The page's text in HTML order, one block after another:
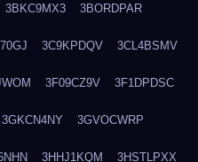
3BKC9MX3 3BORDPAR
3C9KPDQV 3CL4BSMV
3F09CZ9V 3F1DPDSC
3GKCN4NY 3GVOCWRP
3HHJ1KQM 3HSTLPXX